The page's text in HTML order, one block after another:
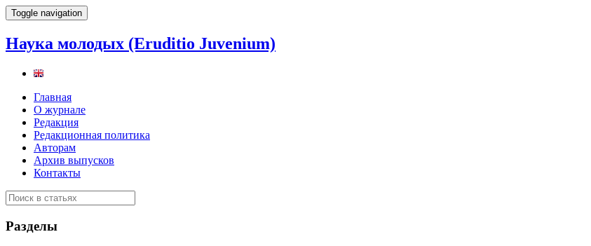
Toggle navigation
Наука молодых (Eruditio Juvenium)
Главная
О журнале
Редакция
Редакционная политика
Авторам
Архив выпусков
Контакты
Разделы